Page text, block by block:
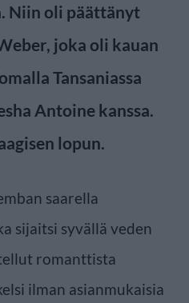
Niin oli päättänyt
joka oli kauan
Tansaniassa
Antoine kanssa.
lopun.
saarella
sijaitsi syvällä veden
romanttista
ilman asianmukaisia